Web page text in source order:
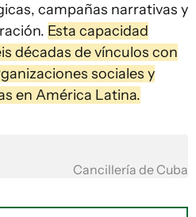
campañas narrativas y
Esta capacidad
décadas de vínculos con
sociales y
en América Latina.
Cancillería de Cuba